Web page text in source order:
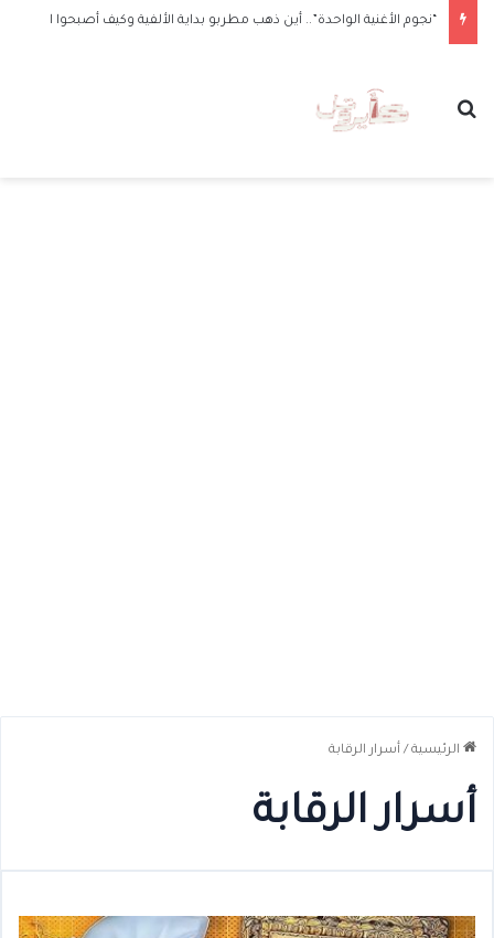
بحث عن
الرئيسية / أسرار الرقابة
أسرار الرقابة